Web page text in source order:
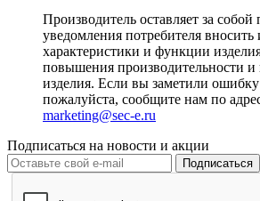
Производитель оставляет за собой
уведомления потребителя вносить
характеристики и функции
повышения производительности и
изделия. Если вы заметили
пожалуйста, сообщите нам по
marketing@sec-e.ru
Подписаться на новости и акции
Подписаться